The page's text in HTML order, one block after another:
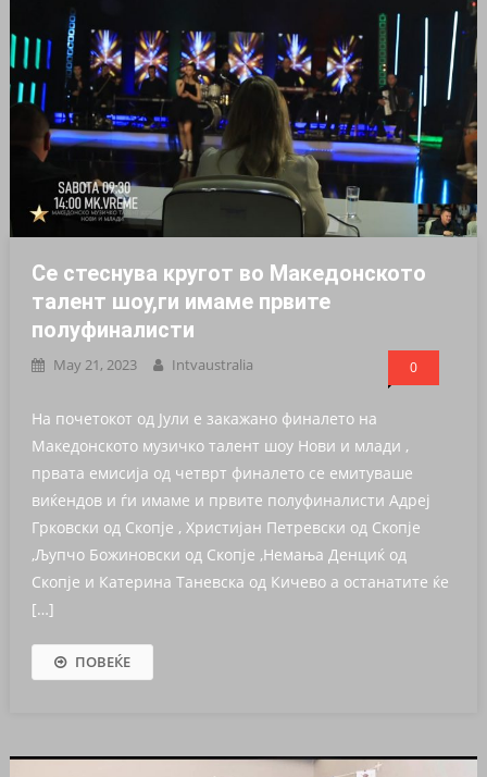
Се стеснува кругот во Македонското
талент шоу,ги имаме првите
полуфиналисти
May 21, 2023 Intvaustralia 0
На почетокот од Јули е закажано финалето на
Македонското музичко талент шоу Нови и млади ,
првата емисија од четврт финалето се емитуваше
виќендов и ѓи имаме и првите полуфиналисти Адреј
Грковски од Скопје , Христијан Петревски од Скопје
,Љупчо Божиновски од Скопје ,Немања Денциќ од
Скопје и Катерина Таневска од Кичево а останатите ќе
[…]
ПОВЕЌЕ